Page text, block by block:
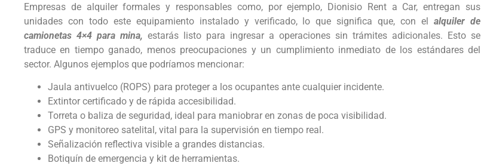
Empresas de alquiler formales y responsables como, por ejemplo, Dionisio Rent a Car, entregan sus
unidades con todo este equipamiento instalado y verificado, lo que significa que, con elalquiler de
camionetas 4×4 para mina, estarás listo para ingresar a operaciones sin trámites adicionales. Esto se
traduce en tiempo ganado, menos preocupaciones y un cumplimiento inmediato de los estándares del
sector. Algunos ejemplos que podríamos mencionar:
Jaula antivuelco (ROPS) para proteger a los ocupantes ante cualquier incidente.
Extintor certificado y de rápida accesibilidad.
Torreta o baliza de seguridad, ideal para maniobrar en zonas de poca visibilidad.
GPS y monitoreo satelital, vital para la supervisión en tiempo real.
Señalización reflectiva visible a grandes distancias.
Botiquín de emergencia y kit de herramientas.